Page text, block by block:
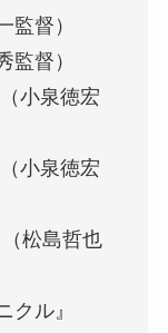
監督）
監督）
小泉徳宏
小泉徳宏
松島哲也
クル』